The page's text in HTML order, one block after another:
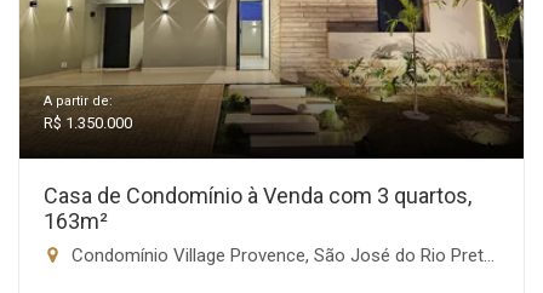
A partir de:
R$ 1.350.000
Casa de Condomínio à Venda com 3 quartos,
163m²
Condomínio Village Provence, São José do Rio Preto-SP